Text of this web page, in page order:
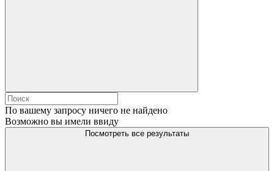
По вашему запросу ничего не найдено
Возможно вы имели ввиду
Посмотреть все результаты